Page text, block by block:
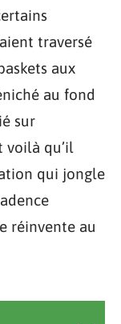
traversé
aux
au fond
sur
voilà qu’il
qui jongle
réinvente au